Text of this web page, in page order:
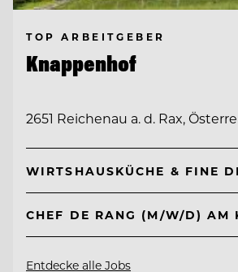
TOP ARBEITGEBER
Knappenhof
2651 Reichenau a. d. Rax,
WIRTSHAUSKÜCHE & FINE
CHEF DE RANG (M/W/D) AM
Entdecke alle Jobs